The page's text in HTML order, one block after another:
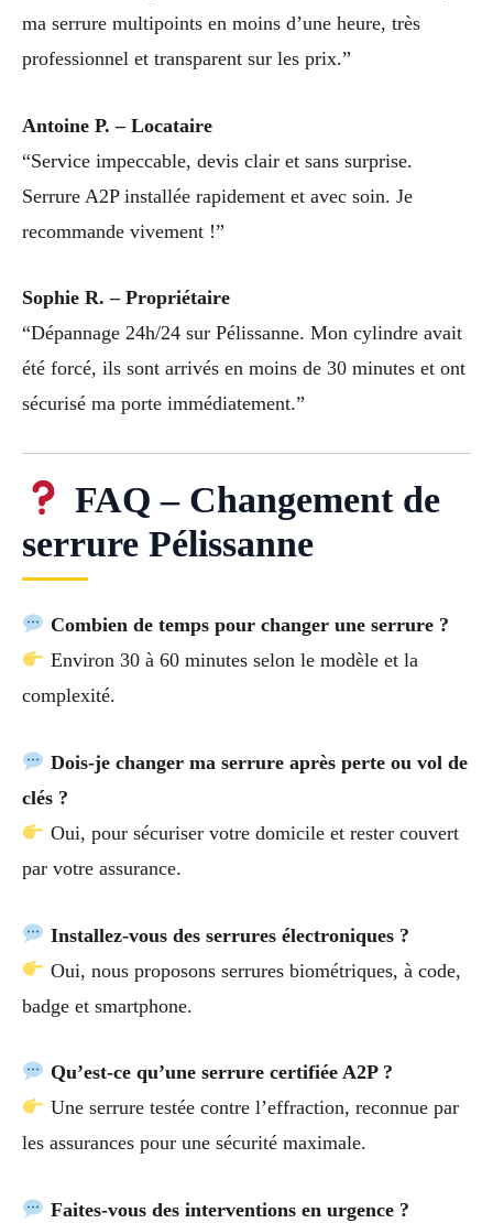
ma serrure multipoints en moins d’une heure, très
professionnel et transparent sur les prix.”
Antoine P. – Locataire
“Service impeccable, devis clair et sans surprise.
Serrure A2P installée rapidement et avec soin. Je
recommande vivement !”
Sophie R. – Propriétaire
“Dépannage 24h/24 sur Pélissanne. Mon cylindre avait
été forcé, ils sont arrivés en moins de 30 minutes et ont
sécurisé ma porte immédiatement.”
FAQ – Changement de
serrure Pélissanne
Combien de temps pour changer une serrure ?
Environ 30 à 60 minutes selon le modèle et la
complexité.
Dois-je changer ma serrure après perte ou vol de
clés ?
Oui, pour sécuriser votre domicile et rester couvert
par votre assurance.
Installez-vous des serrures électroniques ?
Oui, nous proposons serrures biométriques, à code,
badge et smartphone.
Qu’est-ce qu’une serrure certifiée A2P ?
Une serrure testée contre l’effraction, reconnue par
les assurances pour une sécurité maximale.
Faites-vous des interventions en urgence ?